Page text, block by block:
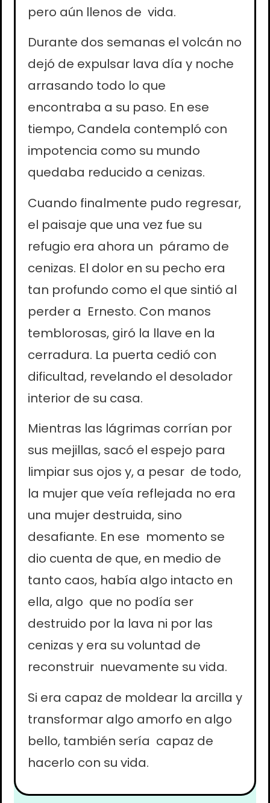
pero aún llenos de vida.
Durante dos semanas el volcán no
dejó de expulsar lava día y noche
arrasando todo lo que
encontraba a su paso. En ese
tiempo, Candela contempló con
impotencia como su mundo
quedaba reducido a cenizas.
Cuando finalmente pudo regresar,
el paisaje que una vez fue su
refugio era ahora un páramo de
cenizas. El dolor en su pecho era
tan profundo como el que sintió al
perder a Ernesto. Con manos
temblorosas, giró la llave en la
cerradura. La puerta cedió con
dificultad, revelando el desolador
interior de su casa.
Mientras las lágrimas corrían por
sus mejillas, sacó el espejo para
limpiar sus ojos y, a pesar de todo,
la mujer que veía reflejada no era
una mujer destruida, sino
desafiante. En ese momento se
dio cuenta de que, en medio de
tanto caos, había algo intacto en
ella, algo que no podía ser
destruido por la lava ni por las
cenizas y era su voluntad de
reconstruir nuevamente su vida.
Si era capaz de moldear la arcilla y
transformar algo amorfo en algo
bello, también sería capaz de
hacerlo con su vida.